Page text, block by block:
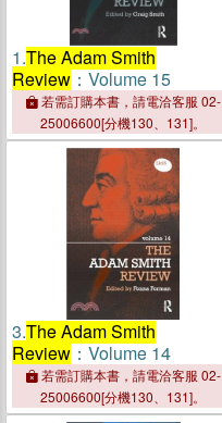
1.The Adam Smith
Review ：Volume 15
若需訂購本書，請電洽客服 02-
25006600[分機130、131]。
3.The Adam Smith
Review ：Volume 14
若需訂購本書，請電洽客服 02-
25006600[分機130、131]。